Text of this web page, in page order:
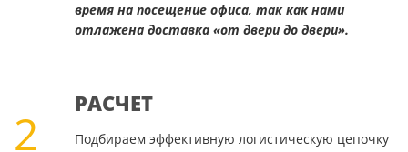
время на посещение офиса, так как нами
отлажена доставка «от двери до двери».
2
РАСЧЕТ
Подбираем эффективную логистическую цепочку